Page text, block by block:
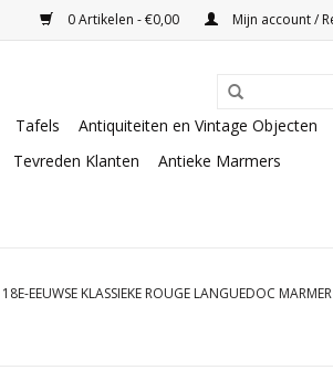
0 Artikelen - €0,00 Mijn account /
Tafels
Antiquiteiten en Vintage Objecten
Tevreden Klanten
Antieke Marmers
18E-EEUWSE KLASSIEKE ROUGE LANGUEDOC